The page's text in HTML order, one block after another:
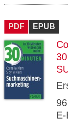
PDF EPUB